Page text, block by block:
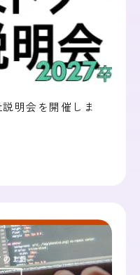
明会を開催しま